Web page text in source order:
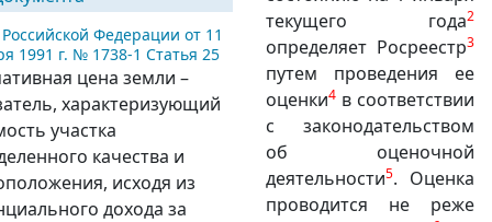
Федерации от 11
1991 г. № 1738-1 Статья 25
цена земли –
характеризующий
участка
качества и
исходя из
дохода за
текущего года2
определяет Росреестр3
путем проведения ее
оценки4 в соответствии
с законодательством
об оценочной
деятельности5. Оценка
проводится не реже